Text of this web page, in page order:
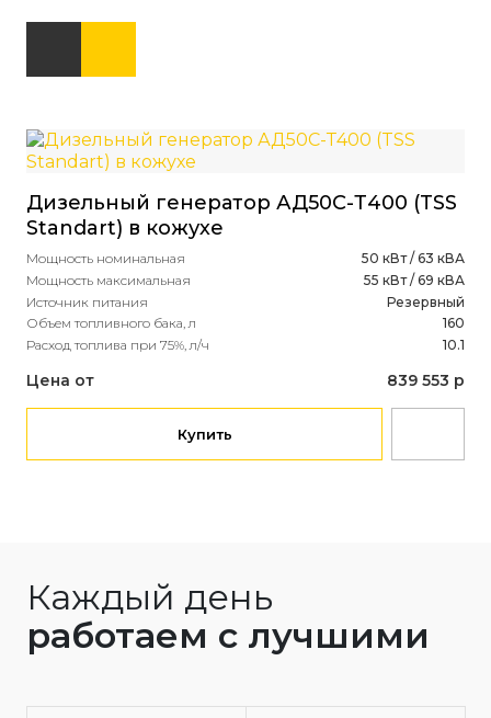
Дизельный генератор АД50С-Т400 (TSS
Standart) в кожухе
Мощность номинальная
50 кВт / 63 кВА
Мощность максимальная
55 кВт / 69 кВА
Источник питания
Резервный
Объем топливного бака, л
160
Расход топлива при 75%, л/ч
10.1
Цена от 839 553 р
Купить
Каждый день
работаем с лучшими